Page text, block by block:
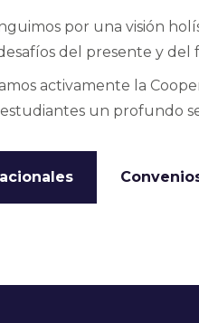
por una visión
del presente y del
activamente la
un profundo